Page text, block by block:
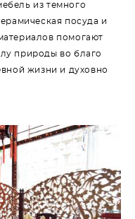
из темного
посуда и
помогают
природы во благо
жизни и духовно